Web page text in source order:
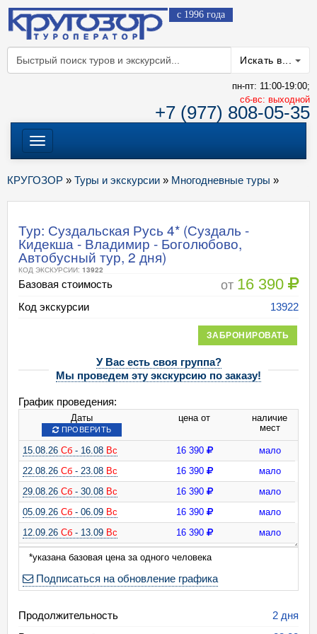
с 1996 года
Искать в...
пн-пт: 11:00-19:00;
cб-вс: выходной
+7 (977) 808-05-35
Меню
КРУГОЗОР » Туры и экскурсии » Многодневные туры »
Тур: Суздальская Русь 4* (Суздаль -
Кидекша - Владимир - Боголюбово,
Автобусный тур, 2 дня)
КОД ЭКСКУРСИИ: 13922
Базовая стоимость от 16 390
Код экскурсии 13922
ЗАБРОНИРОВАТЬ
У Вас есть своя группа?
Мы проведем эту экскурсию по заказу!
График проведения:
Даты
ПРОВЕРИТЬ
цена от
наличие
мест
15.08.26 Сб - 16.08 Вс 16 390
мало
22.08.26 Сб - 23.08 Вс 16 390
мало
29.08.26 Сб - 30.08 Вс 16 390
мало
05.09.26 Сб - 06.09 Вс 16 390
мало
12.09.26 Сб - 13.09 Вс 16 390
мало
19.09.26Сб- 20.09Вс 16 390
26.09.26
16 390
03.10.26Сб- 04.10Вс 16 390
мало
10.10.26Сб- 11.10Вс
мало
*указана базовая цена за одного человека
Подписаться на обновление графика
Продолжительность
2 дня